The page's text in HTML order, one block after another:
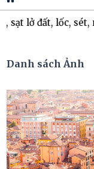
sét, mưa đá và
Danh sách Ảnh